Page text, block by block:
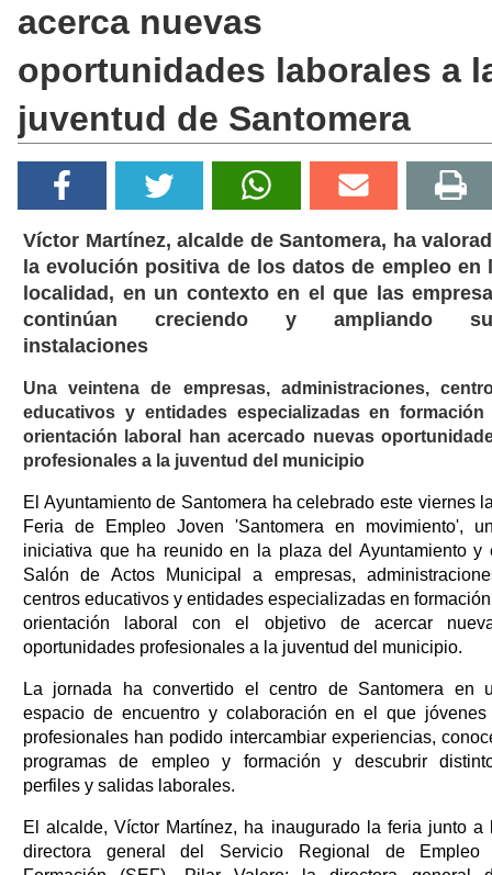
acerca nuevas
oportunidades laborales a
juventud de Santomera
Víctor Martínez, alcalde de Santomera, ha
la evolución positiva de los datos de empleo en
localidad, en un contexto en el que las
continúan creciendo y ampliando
instalaciones
Una veintena de empresas, administraciones,
educativos y entidades especializadas en formación
orientación laboral han acercado nuevas
profesionales a la juventud del municipio
El Ayuntamiento de Santomera ha celebrado este viernes
Feria de Empleo Joven 'Santomera en movimiento',
iniciativa que ha reunido en la plaza del Ayuntamiento y
Salón de Actos Municipal a empresas,
centros educativos y entidades especializadas en
orientación laboral con el objetivo de acercar
oportunidades profesionales a la juventud del municipio.
La jornada ha convertido el centro de Santomera en
espacio de encuentro y colaboración en el que
profesionales han podido intercambiar experiencias,
programas de empleo y formación y descubrir
perfiles y salidas laborales.
El alcalde, Víctor Martínez, ha inaugurado la feria junto a
directora general del Servicio Regional de Empleo